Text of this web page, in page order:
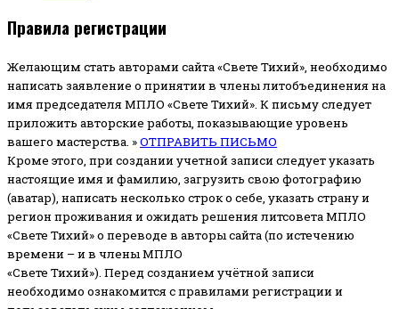
Правила регистрации
Желающим стать авторами сайта «Свете Тихий», необходимо
написать заявление о принятии в члены литобъединения на
имя председателя МПЛО «Свете Тихий». К письму следует
приложить авторские работы, показывающие уровень
вашего мастерства. »ОТПРАВИТЬ ПИСЬМО
Кроме этого, при создании учетной записи следует указать
настоящие имя и фамилию, загрузить свою фотографию
(аватар), написать несколько строк о себе, указать страну и
регион проживания и ожидать решения литсовета МПЛО
«Свете Тихий» о переводе в авторы сайта (по истечению
времени – и в члены МПЛО
«Свете Тихий»). Перед созданием учётной записи
необходимо ознакомится с правилами регистрации и